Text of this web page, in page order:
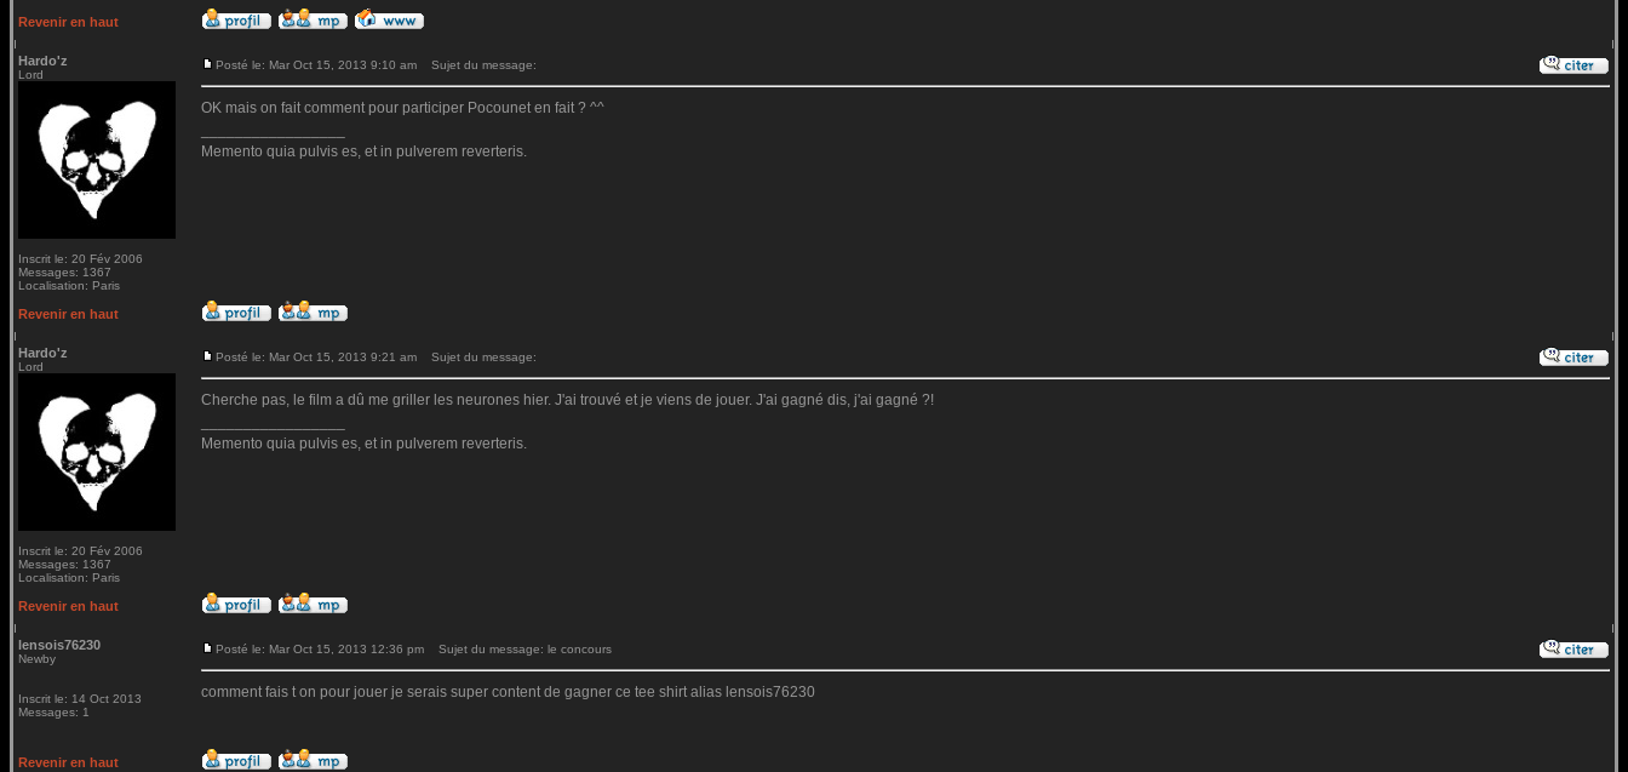
Revenir en haut
Hardo'z
Lord
Inscrit le: 20 Fév 2006
Messages: 1367
Localisation: Paris
Posté le: Mar Oct 15, 2013 9:10 am Sujet du message:
OK mais on fait comment pour participer Pocounet en fait ? ^^
Memento quia pulvis es, et in pulverem reverteris.
Revenir en haut
Hardo'z
Lord
Inscrit le: 20 Fév 2006
Messages: 1367
Localisation: Paris
Posté le: Mar Oct 15, 2013 9:21 am Sujet du message:
Cherche pas, le film a dû me griller les neurones hier. J'ai trouvé et je viens de jouer. J'ai gagné dis, j'ai gagné ?!
Memento quia pulvis es, et in pulverem reverteris.
Revenir en haut
lensois76230
Newby
Inscrit le: 14 Oct 2013
Messages: 1
Posté le: Mar Oct 15, 2013 12:36 pm Sujet du message: le concours
comment fais t on pour jouer je serais super content de gagner ce tee shirt alias lensois76230
Revenir en haut